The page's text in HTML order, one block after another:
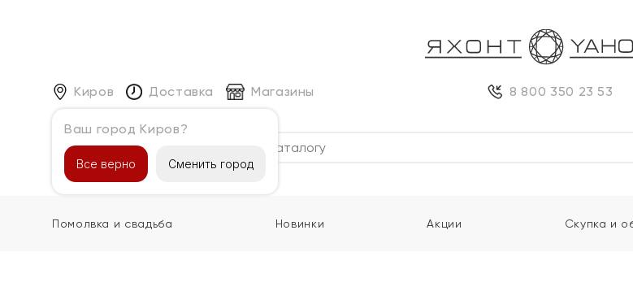
Киров
Ваш город Киров?
Все верно Сменить город
Доставка Магазины 8 800 350 23 53
Каталог
Помолвка и свадьба Новинки Акции Скупка и